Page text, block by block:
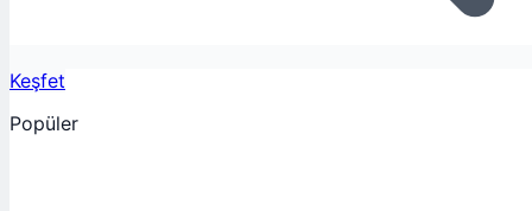
Keşfet
Popüler